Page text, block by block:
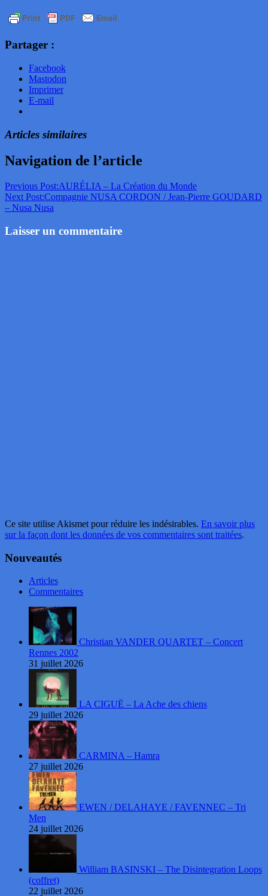
Partager :
Facebook
Mastodon
Imprimer
E-mail
Articles similaires
Navigation de l’article
Previous Post:AURÉLIA – La Création du Monde
Next Post:Compagnie NUSA CORDON / Jean-Pierre GOUDARD
– Nusa Nusa
Laisser un commentaire
Ce site utilise Akismet pour réduire les indésirables. En savoir plus
sur la façon dont les données de vos commentaires sont traitées.
Nouveautés
Articles
Commentaires
Christian VANDER QUARTET – Concert
Rennes 2002
31 juillet 2026
LA CIGUË – La Ache des chiens
29 juillet 2026
CARMINA – Hamra
27 juillet 2026
EWEN / DELAHAYE / FAVENNEC – Tri
Men
24 juillet 2026
William BASINSKI – The Disintegration Loops
(coffret)
22 juillet 2026